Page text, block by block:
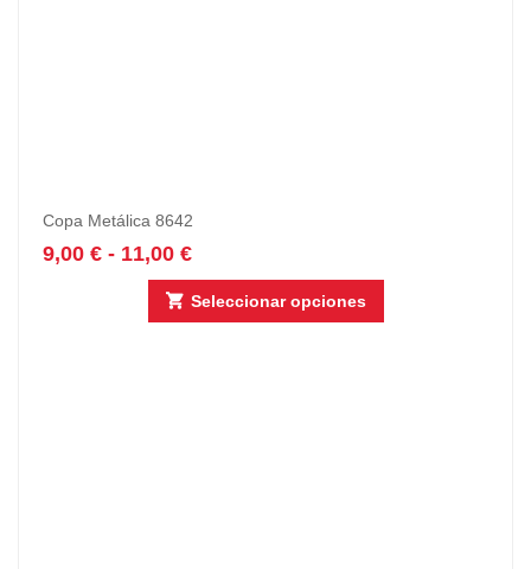
Copa Metálica 8642
9,00 € - 11,00 €
Seleccionar opciones